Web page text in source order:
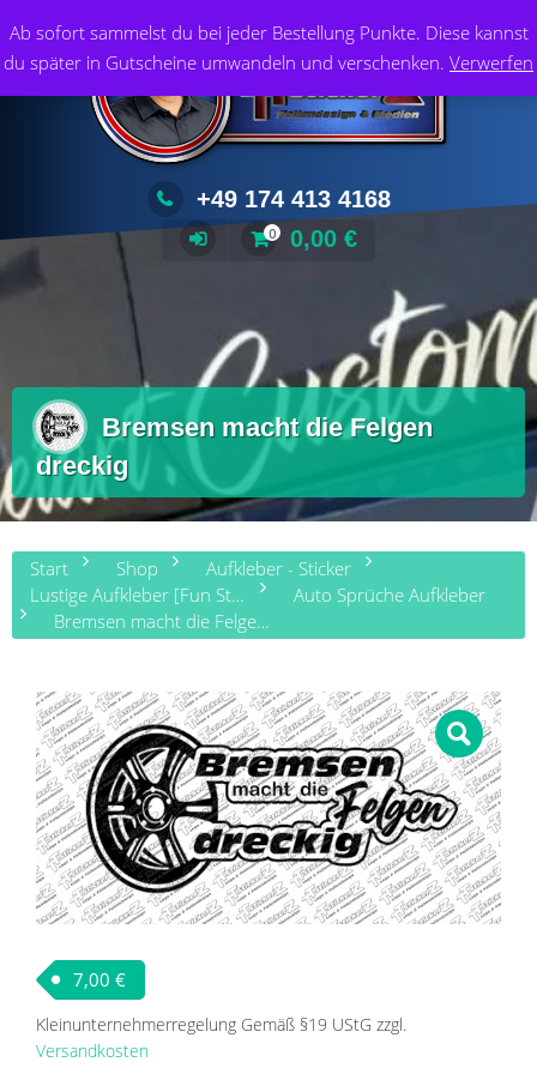
Ab sofort sammelst du bei jeder Bestellung Punkte. Diese kannst
du später in Gutscheine umwandeln und verschenken. Verwerfen
Inhalt
springen
+49 174 413 4168
0 0,00 €
Bremsen macht die Felgen
dreckig
Start Shop
Aufkleber - Sticker
Lustige Aufkleber [Fun Sticker]
Auto Sprüche Aufkleber
Bremsen macht die Felgen dreckig
7,00 €
Kleinunternehmerregelung Gemäß §19 UStG zzgl.
Versandkosten